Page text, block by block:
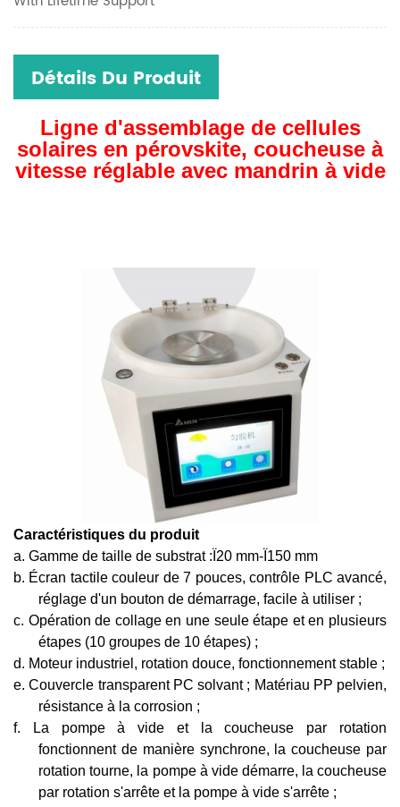
Détails Du Produit
Ligne d'assemblage de cellules
solaires en pérovskite, coucheuse à
vitesse réglable avec mandrin à vide
Caractéristiques du produit
a. Gamme de taille de substrat : 20 mm- 150 mm
b. Écran tactile couleur de 7 pouces, contrôle PLC avancé,
réglage d'un bouton de démarrage, facile à utiliser ;
c. Opération de collage en une seule étape et en plusieurs
étapes (10 groupes de 10 étapes) ;
d. Moteur industriel, rotation douce, fonctionnement stable ;
e.Couvercle transparent PC solvant ; Matériau PP pelvien,
résistance à la corrosion ;
f.
La pompe à vide et la coucheuse par rotation
fonctionnent de manière synchrone, la coucheuse par
rotation tourne, la pompe à vide démarre, la coucheuse
par rotation s'arrête et la pompe à vide s'arrête ;